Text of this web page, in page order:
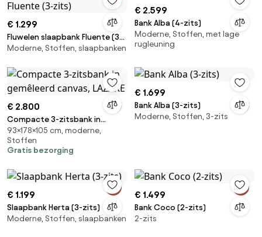
€ 1.299
Fluwelen slaapbank Fluente (3-
zits)
Moderne, Stoffen, slaapbanken
€ 2.599
Bank Alba (4-zits)
Moderne, Stoffen, met lage
rugleuning
€ 2.800
Compacte 3-zitsbank in
gemêleerd canvas, LAZARE
93×178×105 cm, moderne,
Stoffen
Gratis bezorging
€ 1.699
Bank Alba (3-zits)
Moderne, Stoffen, 3-zits
€ 1.199
Slaapbank Herta (3-zits)
Moderne, Stoffen, slaapbanken
€ 1.499
Bank Coco (2-zits)
2-zits